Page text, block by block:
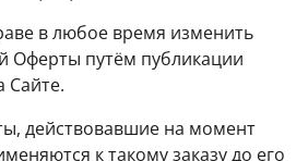
в любое время изменить
Оферты путём публикации
Сайте.
действовавшие на момент
к такому заказу до его